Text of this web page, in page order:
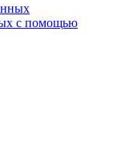
с помощью